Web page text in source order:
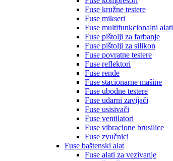
Fuse kružne testere
Fuse mikseri
Fuse multifunkcionalni alati
Fuse pištolji za farbanje
Fuse pištolji za silikon
Fuse povratne testere
Fuse reflektori
Fuse rende
Fuse stacionarne mašine
Fuse ubodne testere
Fuse udarni zavijači
Fuse usisivači
Fuse ventilatori
Fuse vibracione brusilice
Fuse zvučnici
Fuse baštenski alat
Fuse alati za vezivanje